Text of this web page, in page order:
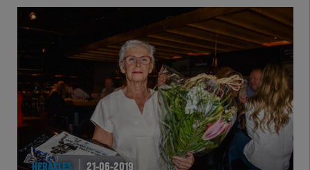
HERACLES 21-06-2019